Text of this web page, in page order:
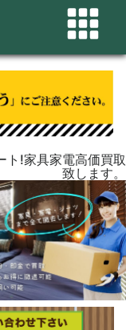
ト!家具家電高価買取
致します。